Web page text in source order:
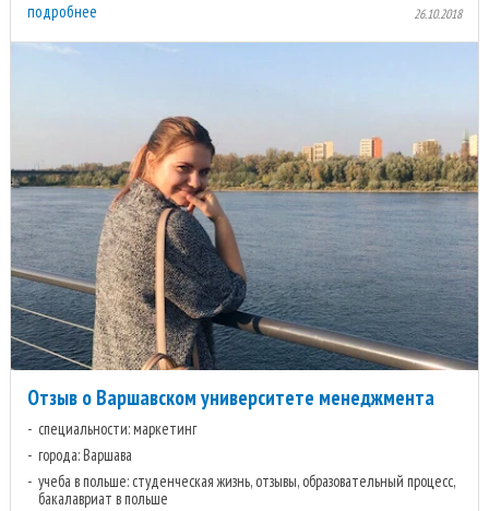
подробнее 26.10.2018
Отзыв о Варшавском университете менеджмента
специальности: маркетинг
города: Варшава
учеба в польше: студенческая жизнь, отзывы, образовательный процесс,
бакалавриат в польше